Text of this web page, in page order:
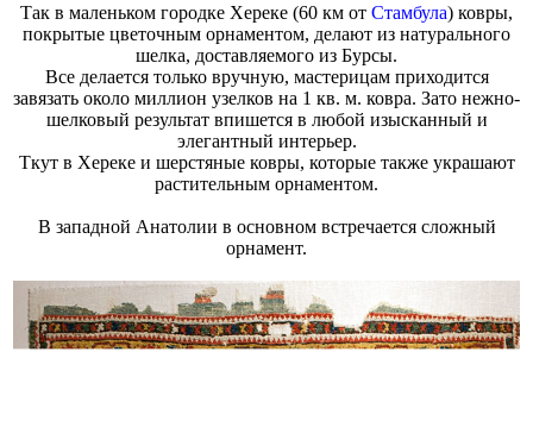
Так в маленьком городке Хереке (60 км от Стамбула) ковры,
покрытые цветочным орнаментом, делают из натурального
шелка, доставляемого из Бурсы.
Все делается только вручную, мастерицам приходится
завязать около миллион узелков на 1 кв. м. ковра. Зато нежно-
шелковый результат впишется в любой изысканный и
элегантный интерьер.
Ткут в Хереке и шерстяные ковры, которые также украшают
растительным орнаментом.
В западной Анатолии в основном встречается сложный
орнамент.